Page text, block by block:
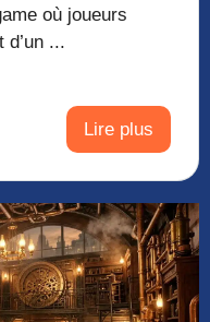
où joueurs
...
Lire plus